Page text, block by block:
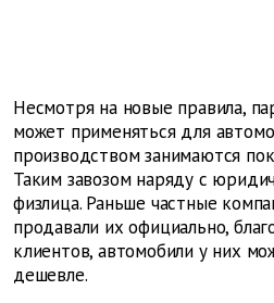
Несмотря на новые правила,
может применяться для
производством занимаются
Таким завозом наряду с
физлица. Раньше частные
продавали их официально,
клиентов, автомобили у них
дешевле.